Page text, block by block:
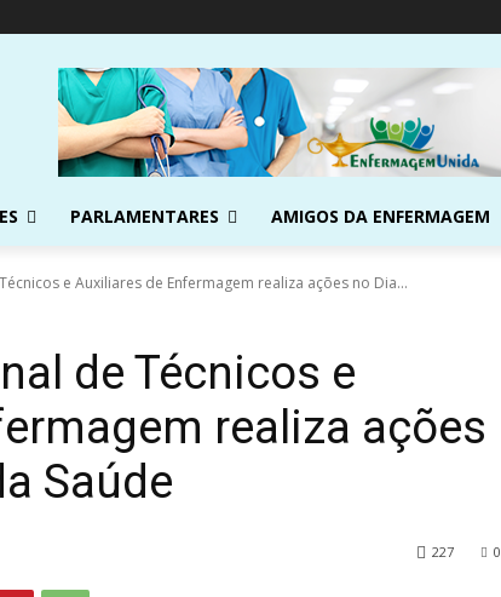
PARLAMENTARES AMIGOS DA ENFERMAGEM
e Auxiliares de Enfermagem realiza ações no Dia...
de Técnicos e
realiza ações
Saúde
0
227